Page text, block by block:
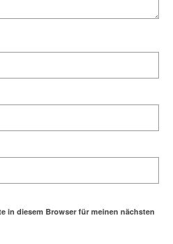
in diesem Browser für meinen nächsten